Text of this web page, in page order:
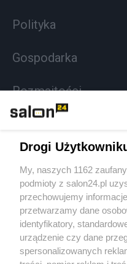
Polityka
Gospodarka
Rozmaitości
Sport
Społeczeństwo
Kultura
Drogi
My, naszych 1162
podmioty z salon24.pl
przechowujemy
przetwarzamy dane
identyfikatory,
urządzenie czy dane
spersonalizowanych